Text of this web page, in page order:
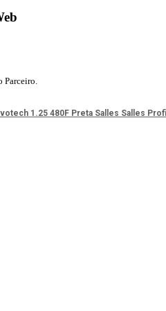
Parceiro.
1.25 480F Preta Salles Salles